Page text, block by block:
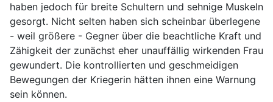
haben jedoch für breite Schultern und sehnige Muskeln
gesorgt. Nicht selten haben sich scheinbar überlegene
- weil größere - Gegner über die beachtliche Kraft und
Zähigkeit der zunächst eher unauffällig wirkenden Frau
gewundert. Die kontrollierten und geschmeidigen
Bewegungen der Kriegerin hätten ihnen eine Warnung
sein können.